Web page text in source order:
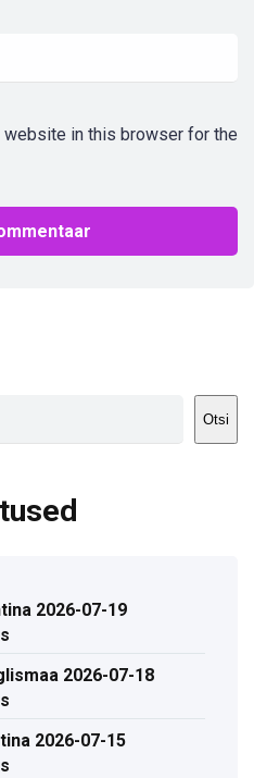
website in this browser for the
Otsi
2026-07-19
2026-07-18
2026-07-15